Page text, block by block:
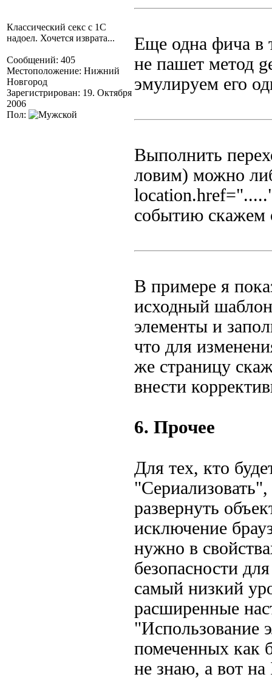
Классический секс с 1С
надоел. Хочется изврата...
Сообщений: 405
Местоположение: Нижний
Новгород
Зарегистрирован: 19. Октября
2006
Пол:
Еще одна фича в
не пашет метод
эмулируем его
Выполнить
ловим) можно
событию скажем
В примере я
исходный
элементы и
что для
же страницу
внести
6. Прочее
Для тех, кто
развернуть
исключение
нужно в
безопасности
самый низкий
расширенные
"Использование
помеченных как
не знаю, а вот